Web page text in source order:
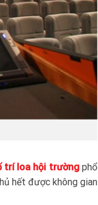
trí loa hội trườngphổ
hết được không gian